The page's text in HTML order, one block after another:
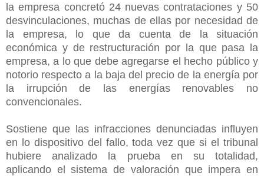
la empresa concretó 24 nuevas contrataciones y 50
desvinculaciones, muchas de ellas por necesidad de
la empresa, lo que da cuenta de la situación
económica y de restructuración por la que pasa la
empresa, a lo que debe agregarse el hecho público y
notorio respecto a la baja del precio de la energía por
la irrupción de las energías renovables no
convencionales.
Sostiene que las infracciones denunciadas influyen
en lo dispositivo del fallo, toda vez que si el tribunal
hubiere analizado la prueba en su totalidad,
aplicando el sistema de valoración que impera en